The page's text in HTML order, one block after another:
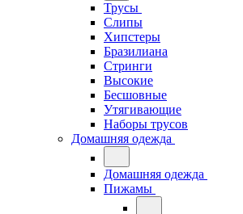
Трусы
Слипы
Хипстеры
Бразилиана
Стринги
Высокие
Бесшовные
Утягивающие
Наборы трусов
Домашняя одежда
Домашняя одежда
Пижамы